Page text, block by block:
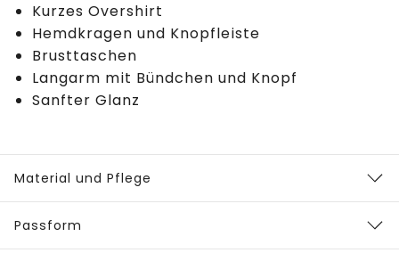
Kurzes Overshirt
Hemdkragen und Knopfleiste
Brusttaschen
Langarm mit Bündchen und Knopf
Sanfter Glanz
Material und Pflege
Passform